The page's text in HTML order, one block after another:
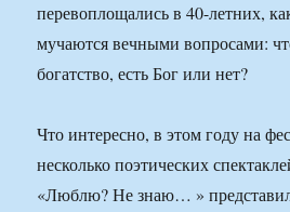
перевоплощались в 40-летних,
мучаются вечными вопросами:
богатство, есть Бог или нет?
Что интересно, в этом году на
несколько поэтических
«Люблю? Не знаю… »